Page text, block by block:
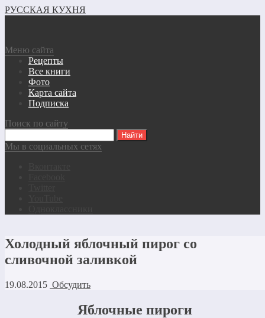
РУССКАЯ КУХНЯ
Меню сайта
Рецепты
Все книги
Фото
Карта сайта
Подписка
Поиск по сайту
Мы в социальных сетях
Холодный яблочный пирог со
сливочной заливкой
19.08.2015 Обсудить
Яблочные пироги